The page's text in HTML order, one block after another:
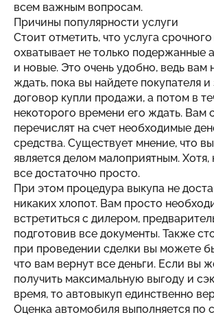
всем важным вопросам.
Причины популярности услуги
Стоит отметить, что услуга
охватывает не только подержанные
и новые. Это очень удобно, ведь вам
ждать, пока вы найдете покупателя и
договор купли продажи, а потом в
некоторого времени его ждать. Вам
перечислят на счет необходимые
средства. Существует мнение, что
является делом малоприятным.
все достаточно просто.
При этом процедура выкупа не
никаких хлопот. Вам просто
встретиться с дилером,
подготовив все документы. Также
при проведении сделки вы можете
что вам вернут все деньги. Если вы
получить максимальную выгоду и
время, то автовыкуп единственно
Оценка автомобиля выполняется по